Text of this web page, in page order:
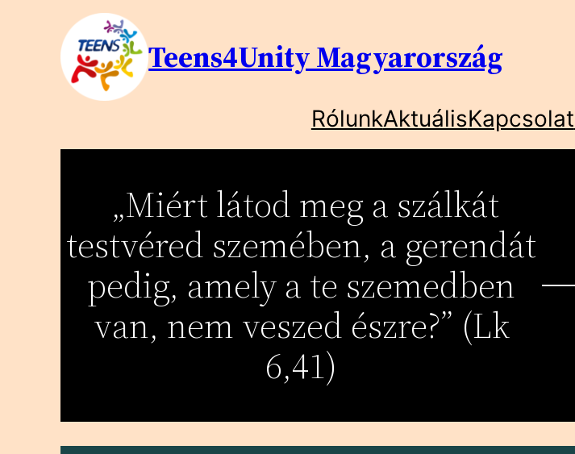
tartalomhoz
Teens4Unity Magyarország
RólunkAktuálisKapcsolat
„Miért látod meg a szálkát
testvéred szemében, a gerendát
pedig, amely a te szemedben
van, nem veszed észre?” (Lk
6,41)